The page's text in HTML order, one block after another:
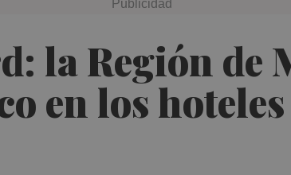
la Región de
en los